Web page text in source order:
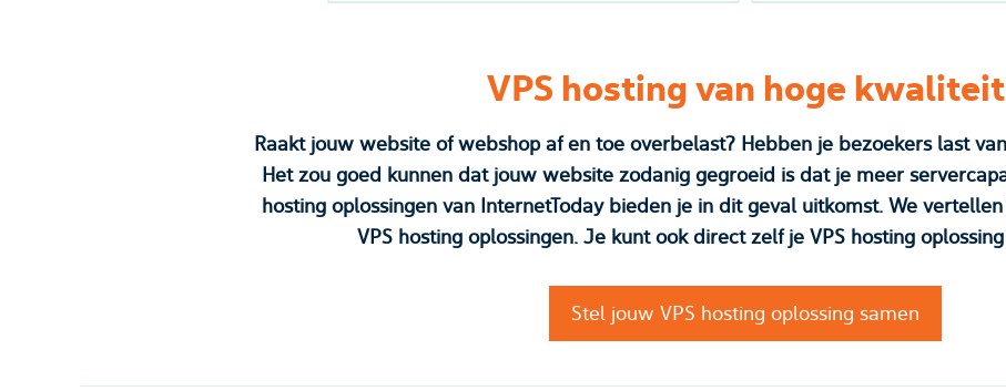
VPS hosting van hoge kwaliteit
Raakt jouw website of webshop af en toe overbelast? Hebben je bezoekers last van pagina's
Het zou goed kunnen dat jouw website zodanig gegroeid is dat je meer servercapaciteit nodig hebt.
hosting oplossingen van InternetToday bieden je in dit geval uitkomst. We vertellen je graag meer over onze
VPS hosting oplossingen. Je
Stel jouw VPS hosting oplossing samen